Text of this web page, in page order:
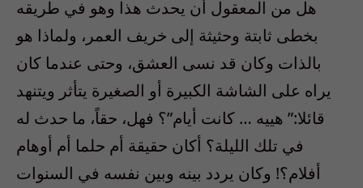
هل من المعقول أن يحدث هذا وهو في طريقه
بخطى ثابتة وحثيثة إلى خريف العمر، ولماذا هو
بالذات وكان قد نسى العشق، وحتى عندما كان
يراه على الشاشة الكبيرة أو الصغيرة يتأثر ويتنهد
قائلا:” هييه … كانت أيام”؟ فهل، حقاً، ما حدث له
في تلك الليلة؟ أكان حقيقة أم حلما أم أوهام
أفلام؟! وكان يردد بينه وبين نفسه في السنوات